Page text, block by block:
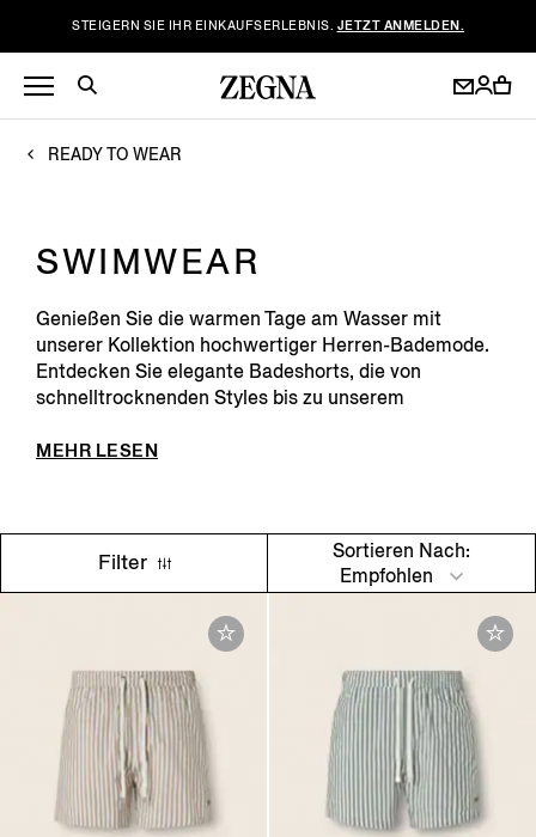
STEIGERN SIE IHR EINKAUFSERLEBNIS. JETZT ANMELDEN.
READY TO WEAR
SWIMWEAR
Genießen Sie die warmen Tage am Wasser mit
unserer Kollektion hochwertiger Herren-Bademode.
Entdecken Sie elegante Badeshorts, die von
schnelltrocknenden Styles bis zu unserem
MEHR LESEN
Filter
Sortieren Nach:
Empfohlen